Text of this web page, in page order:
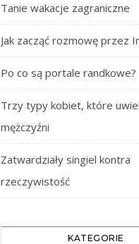
Tanie wakacje zagraniczne
Jak zacząć rozmowę przez
Po co są portale randkowe?
Trzy typy kobiet, które
mężczyźni
Zatwardziały singiel kontra
rzeczywistość
KATEGORIE